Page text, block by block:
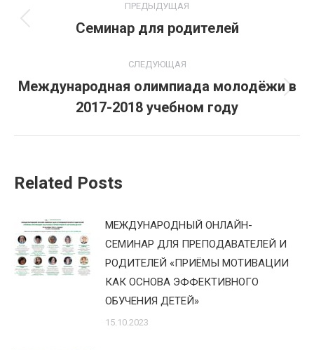
по
ПРЕДЫДУЩАЯ
Предыдущая
Семинар для родителей
СЛЕДУЮЩАЯ
Следующая
запись:
Международная олимпиада молодёжи в
2017-2018 учебном году
Related Posts
МЕЖДУНАРОДНЫЙ ОНЛАЙН-
СЕМИНАР ДЛЯ ПРЕПОДАВАТЕЛЕЙ И
РОДИТЕЛЕЙ «ПРИЁМЫ МОТИВАЦИИ
КАК ОСНОВА ЭФФЕКТИВНОГО
ОБУЧЕНИЯ ДЕТЕЙ»
15.10.2023